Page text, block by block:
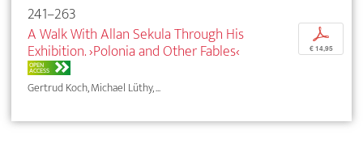
241–263
A Walk With Allan Sekula Through His
Exhibition. ›Polonia and Other Fables‹
OPEN
ACCESS
Gertrud Koch, Michael Lüthy, ...
p
€ 14,95